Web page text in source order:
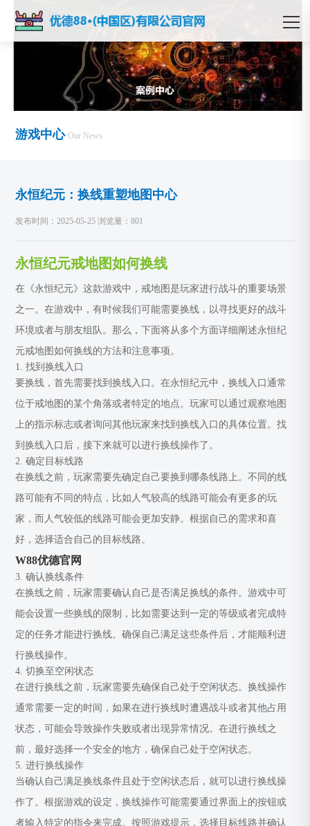
游戏中心 Our News
永恒纪元：换线重塑地图中心
发布时间：2025-05-25 浏览量：801
永恒纪元戒地图如何换线
在《永恒纪元》这款游戏中，戒地图是玩家进行战斗的重要场景
之一。在游戏中，有时候我们可能需要换线，以寻找更好的战斗
环境或者与朋友组队。那么，下面将从多个方面详细阐述永恒纪
元戒地图如何换线的方法和注意事项。
1. 找到换线入口
要换线，首先需要找到换线入口。在永恒纪元中，换线入口通常
位于戒地图的某个角落或者特定的地点。玩家可以通过观察地图
上的指示标志或者询问其他玩家来找到换线入口的具体位置。找
到换线入口后，接下来就可以进行换线操作了。
2. 确定目标线路
在换线之前，玩家需要先确定自己要换到哪条线路上。不同的线
路可能有不同的特点，比如人气较高的线路可能会有更多的玩
家，而人气较低的线路可能会更加安静。根据自己的需求和喜
好，选择适合自己的目标线路。
W88优德官网
3. 确认换线条件
在换线之前，玩家需要确认自己是否满足换线的条件。游戏中可
能会设置一些换线的限制，比如需要达到一定的等级或者完成特
定的任务才能进行换线。确保自己满足这些条件后，才能顺利进
行换线操作。
4. 切换至空闲状态
在进行换线之前，玩家需要先确保自己处于空闲状态。换线操作
通常需要一定的时间，如果在进行换线时遭遇战斗或者其他占用
状态，可能会导致操作失败或者出现异常情况。在进行换线之
前，最好选择一个安全的地方，确保自己处于空闲状态。
5. 进行换线操作
当确认自己满足换线条件且处于空闲状态后，就可以进行换线操
作了。根据游戏的设定，换线操作可能需要通过界面上的按钮或
者输入特定的指令来完成。按照游戏提示，选择目标线路并确认